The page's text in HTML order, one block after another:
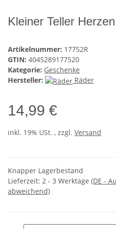
Kleiner Teller
Artikelnummer: 17752R
GTIN: 4045289177520
Kategorie: Geschenke
Hersteller:
Räder
14,99 €
inkl. 19% USt. , zzgl. Versand
Knapper Lagerbestand
Lieferzeit: 2 - 3 Werktage (DE -
abweichend)